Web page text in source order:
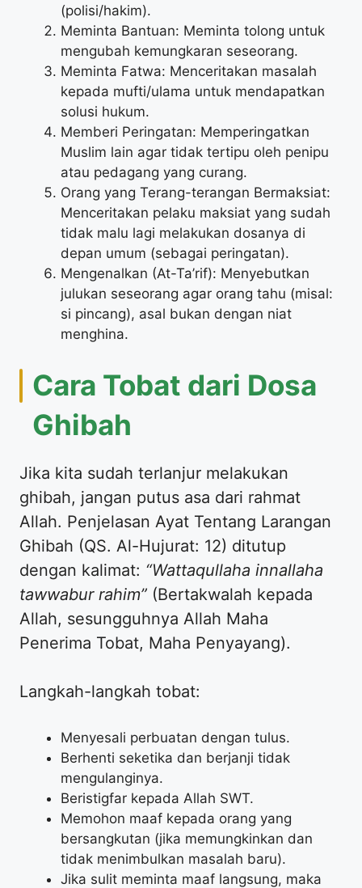
(polisi/hakim).
Meminta Bantuan: Meminta tolong untuk
mengubah kemungkaran seseorang.
Meminta Fatwa: Menceritakan masalah
kepada mufti/ulama untuk mendapatkan
solusi hukum.
Memberi Peringatan: Memperingatkan
Muslim lain agar tidak tertipu oleh penipu
atau pedagang yang curang.
Orang yang Terang-terangan Bermaksiat:
Menceritakan pelaku maksiat yang sudah
tidak malu lagi melakukan dosanya di
depan umum (sebagai peringatan).
Mengenalkan (At-Ta’rif): Menyebutkan
julukan seseorang agar orang tahu (misal:
si pincang), asal bukan dengan niat
menghina.
Cara Tobat dari Dosa
Ghibah
Jika kita sudah terlanjur melakukan
ghibah, jangan putus asa dari rahmat
Allah. Penjelasan Ayat Tentang Larangan
Ghibah (QS. Al-Hujurat: 12) ditutup
dengan kalimat: “Wattaqullaha innallaha
tawwabur rahim” (Bertakwalah kepada
Allah, sesungguhnya Allah Maha
Penerima Tobat, Maha Penyayang).
Langkah-langkah tobat:
Menyesali perbuatan dengan tulus.
Berhenti seketika dan berjanji tidak
mengulanginya.
Beristigfar kepada Allah SWT.
Memohon maaf kepada orang yang
bersangkutan (jika memungkinkan dan
tidak menimbulkan masalah baru).
Jika sulit meminta maaf langsung, maka